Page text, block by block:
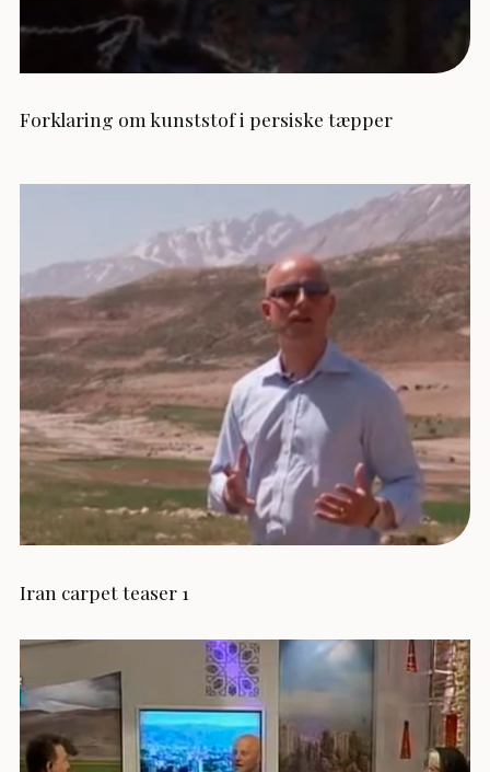
Forklaring om kunststof i persiske tæpper
Iran carpet teaser 1